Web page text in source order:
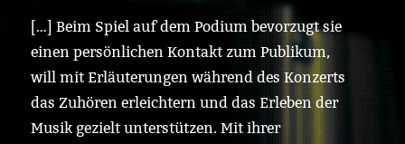
[…] Beim Spiel auf dem Podium bevorzugt sie
einen persönlichen Kontakt zum Publikum,
will mit Erläuterungen während des Konzerts
das Zuhören erleichtern und das Erleben der
Musik gezielt unterstützen. Mit ihrer